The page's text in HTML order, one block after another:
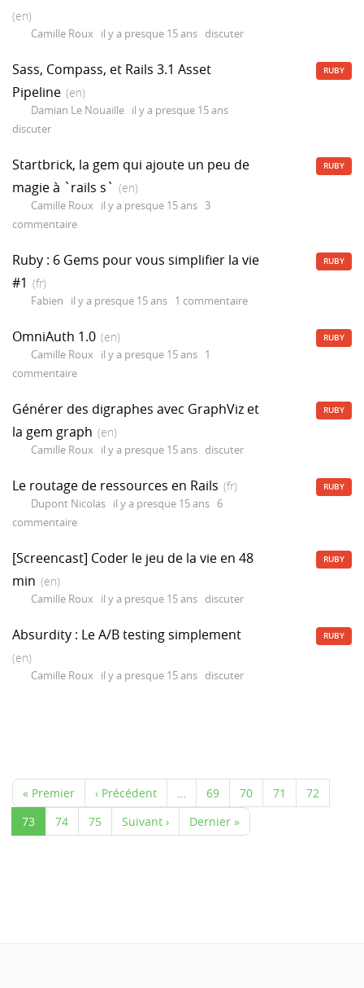
(en)
Camille Roux il y a presque 15 ans discuter
Sass, Compass, et Rails 3.1 Asset
Pipeline (en)
Damian Le Nouaille il y a presque 15 ans
discuter
RUBY
Startbrick, la gem qui ajoute un peu de
magie à `rails s` (en)
Camille Roux il y a presque 15 ans 3
commentaire
RUBY
Ruby : 6 Gems pour vous simplifier la vie
#1 (fr)
Fabien il y a presque 15 ans 1 commentaire
RUBY
OmniAuth 1.0 (en)
Camille Roux il y a presque 15 ans 1
commentaire
RUBY
Générer des digraphes avec GraphViz et
la gem graph (en)
Camille Roux il y a presque 15 ans discuter
RUBY
Le routage de ressources en Rails (fr)
Dupont Nicolas il y a presque 15 ans 6
commentaire
RUBY
[Screencast] Coder le jeu de la vie en 48
min (en)
Camille Roux il y a presque 15 ans discuter
RUBY
Absurdity : Le A/B testing simplement
(en)
Camille Roux il y a presque 15 ans discuter
RUBY
« Premier ‹ Précédent 69 70 71
72
73
74 75 Suivant › Dernier »